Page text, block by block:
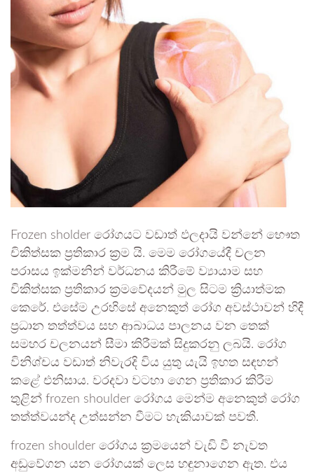
Frozen sholder රෝගයට වඩාත් ඵලදායි වන්නේ භෞත
චිකිත්සක ප්‍රතිකාර ක්‍රම යි. මෙම රෝගයේදී චලන
පරාසය ඉක්මනින් වර්ධනය කිරීමේ ව්‍යායාම සහ
චිකිත්සක ප්‍රතිකාර ක්‍රමවේදයන් මුල සිටම ක්‍රියාත්මක
කෙරේ. එසේම උරහිසේ අනෙකුත් රෝග අවස්ථාවන් හිදී
ප්‍රධාන තත්ත්වය සහ ආබාධය පාලනය වන තෙක්
සමහර චලනයන් සීමා කිරීමක් සිදුකරනු ලබයි. රෝග
විනිශ්චය වඩාත් නිවැරදි විය යුතු යැයි ඉහත සඳහන්
කළේ එනිසාය. වරදවා වටහා ගෙන ප්‍රතිකාර කිරීම
තුළින් frozen shoulder රෝගය මෙන්ම අනෙකුත් රෝග
තත්ත්වයන්ද උත්සන්න වීමට හැකියාවක් පවතී.
frozen shoulder රෝගය ක්‍රමයෙන් වැඩි වී නැවත
අඩුවේගන යන රෝගයක් ලෙස හඳුනාගෙන ඇත. එය